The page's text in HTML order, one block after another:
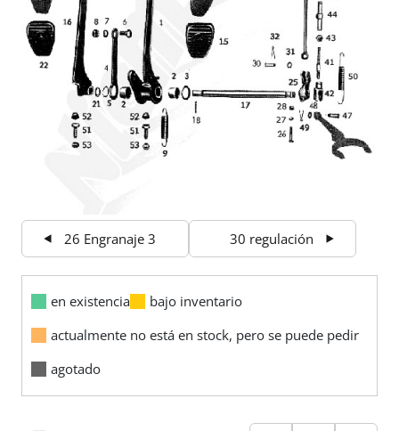
26 Engranaje 3 30 regulación
en existencia
bajo inventario
actualmente no está en stock, pero se puede pedir
agotado